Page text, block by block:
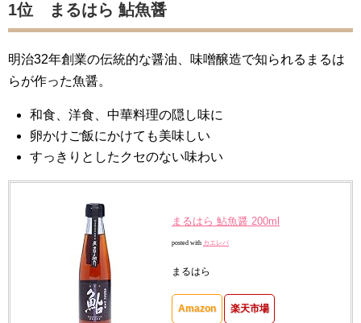
1位 まるはら 鮎魚醤
明治32年創業の伝統的な醤油、味噌醸造で知られるまるは
らが作った魚醤。
和食、洋食、中華料理の隠し味に
卵かけご飯にかけても美味しい
すっきりとしたクセのない味わい
まるはら 鮎魚醤 200ml
posted with カエレバ
まるはら
Amazon 楽天市場